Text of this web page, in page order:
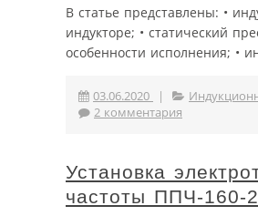
В статье представлены: •
индукторе; • статический
особенности исполнения; •
03.06.2020 |
2 комментария
Установка
частоты ППЧ-160-